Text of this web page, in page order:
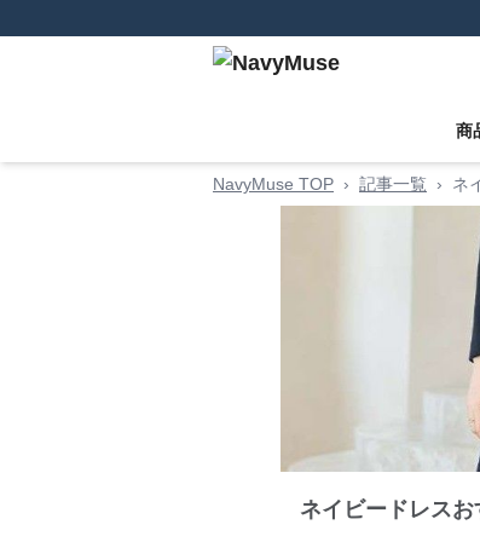
商
NavyMuse TOP › 記事一覧 › ネ
ネイビードレス